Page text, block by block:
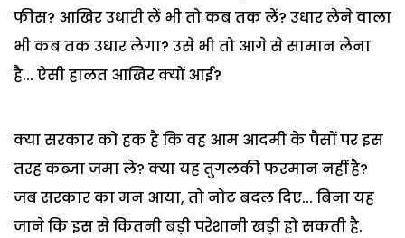
फीस? आखिर उधारी लें भी तो कब तक लें? उधार लेने वाला
भी कब तक उधार लेगा? उसे भी तो आगे से सामान लेना
है... ऐसी हालत आखिर क्यों आई?
क्या सरकार को हक है कि वह आम आदमी के पैसों पर इस
तरह कब्जा जमा ले? क्या यह तुगलकी फरमान नहीं है?
जब सरकार का मन आया, तो नोट बदल दिए... बिना यह
जाने कि इस से कितनी बड़ी परेशानी खड़ी हो सकती है.